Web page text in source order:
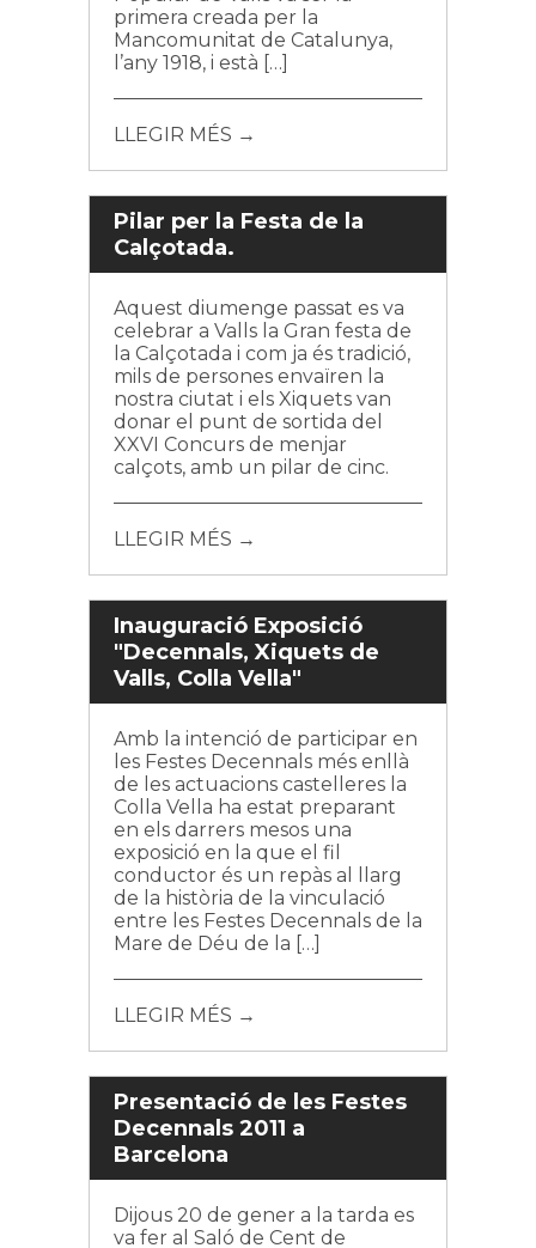
primera creada per la
Mancomunitat de Catalunya,
l’any 1918, i està […]
LLEGIR MÉS →
Pilar per la Festa de la
Calçotada.
Aquest diumenge passat es va
celebrar a Valls la Gran festa de
la Calçotada i com ja és tradició,
mils de persones envaïren la
nostra ciutat i els Xiquets van
donar el punt de sortida del
XXVI Concurs de menjar
calçots, amb un pilar de cinc.
LLEGIR MÉS →
Inauguració Exposició
"Decennals, Xiquets de
Valls, Colla Vella"
Amb la intenció de participar en
les Festes Decennals més enllà
de les actuacions castelleres la
Colla Vella ha estat preparant
en els darrers mesos una
exposició en la que el fil
conductor és un repàs al llarg
de la història de la vinculació
entre les Festes Decennals de la
Mare de Déu de la […]
LLEGIR MÉS →
Presentació de les Festes
Decennals 2011 a
Barcelona
Dijous 20 de gener a la tarda es
va fer al Saló de Cent de